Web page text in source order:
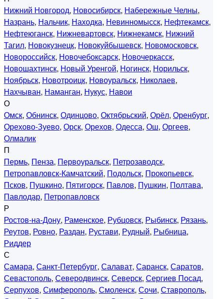
Нижний Новгород, Новосибирск, Набережные Челны,
Назрань, Нальчик, Находка, Невинномысск, Нефтекамск,
Нефтеюганск, Нижневартовск, Нижнекамск, Нижний
Тагил, Новокузнецк, Новокуйбышевск, Новомосковск,
Новороссийск, Новочебоксарск, Новочеркасск,
Новошахтинск, Новый Уренгой, Ногинск, Норильск,
Ноябрьск, Новотроицк, Новоуральск, Николаев,
Нахчыван, Наманган, Нукус, Навои
О
Омск, Обнинск, Одинцово, Октябрьский, Орёл, Оренбург,
Орехово-Зуево, Орск, Орехов, Одесса, Ош, Оргеев,
Олмалик
П
Пермь, Пенза, Первоуральск, Петрозаводск,
Петропавловск-Камчатский, Подольск, Прокопьевск,
Псков, Пушкино, Пятигорск, Павлов, Пушкин, Полтава,
Павлодар, Петропавловск
Р
Ростов-на-Дону, Раменское, Рубцовск, Рыбинск, Рязань,
Реутов, Ровно, Раздан, Рустави, Рудный, Рыбница,
Риддер
С
Самара, Санкт-Петербург, Салават, Саранск, Саратов,
Севастополь, Северодвинск, Северск, Сергиев Посад,
Серпухов, Симферополь, Смоленск, Сочи, Ставрополь,